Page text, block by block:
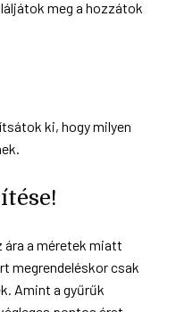
meg a hozzátok
ki, hogy milyen
ára a méretek miatt
megrendeléskor csak
Amint a gyűrűk